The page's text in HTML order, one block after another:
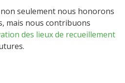
seulement nous honorons
mais nous contribuons
des lieux de recueillement